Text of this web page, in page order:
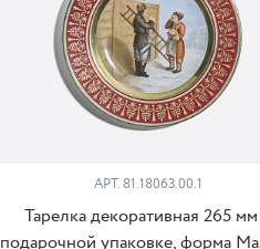
АРТ. 81.18063.00.1
Тарелка декоративная 265
подарочной упаковке, форма